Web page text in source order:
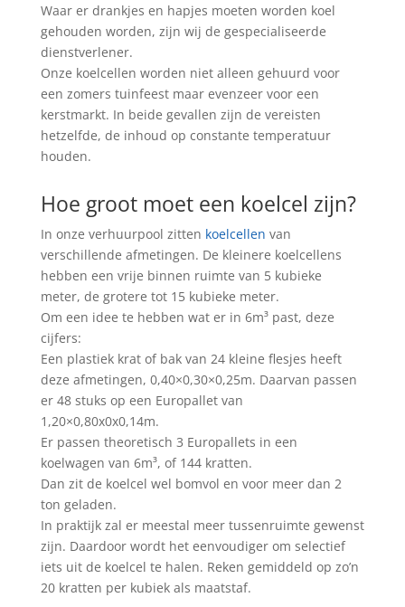
Waar er drankjes en hapjes moeten worden koel
gehouden worden, zijn wij de gespecialiseerde
dienstverlener.
Onze koelcellen worden niet alleen gehuurd voor
een zomers tuinfeest maar evenzeer voor een
kerstmarkt. In beide gevallen zijn de vereisten
hetzelfde, de inhoud op constante temperatuur
houden.
Hoe groot moet een koelcel zijn?
In onze verhuurpool zitten koelcellen van
verschillende afmetingen. De kleinere koelcellens
hebben een vrije binnen ruimte van 5 kubieke
meter, de grotere tot 15 kubieke meter.
Om een idee te hebben wat er in 6m³ past, deze
cijfers:
Een plastiek krat of bak van 24 kleine flesjes heeft
deze afmetingen, 0,40×0,30×0,25m. Daarvan passen
er 48 stuks op een Europallet van
1,20×0,80x0x0,14m.
Er passen theoretisch 3 Europallets in een
koelwagen van 6m³, of 144 kratten.
Dan zit de koelcel wel bomvol en voor meer dan 2
ton geladen.
In praktijk zal er meestal meer tussenruimte gewenst
zijn. Daardoor wordt het eenvoudiger om selectief
iets uit de koelcel te halen. Reken gemiddeld op zo’n
20 kratten per kubiek als maatstaf.